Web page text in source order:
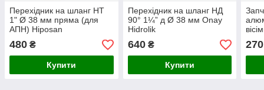
Перехідник на шланг НТ
1" Ø 38 мм пряма (для
АПН) Hiposan
480 ₴
Купити
Перехідник на шланг НД
90° 1¼” д Ø 38 мм Onay
Hidrolik
640₴
Купити
270